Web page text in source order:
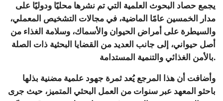
يجمع حصاد البحوث العلمية التي تم نشرها محليًا ودوليًا على
مدار الخمسين عامًا الماضية، في مجالات التشخيص المعملي،
والسيطرة على أمراض الحيوان والأسماك، وسلامة الغذاء من
أصل حيواني، إلى جانب العديد من القضايا البحثية ذات الصلة
بالأمن الغذائي والتنمية المستدامة.
وأضافت أن هذا المرجع يُعد ثمرة جهود علمية مضنية بذلها
باحثو المعهد عبر سنوات من العمل البحثي المتميز، حيث جرى